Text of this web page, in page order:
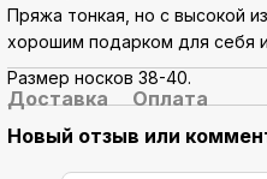
Пряжа тонкая, но с высокой
хорошим подарком для себя
Размер носков 38-40.
Доставка
Оплата
Новый отзыв или